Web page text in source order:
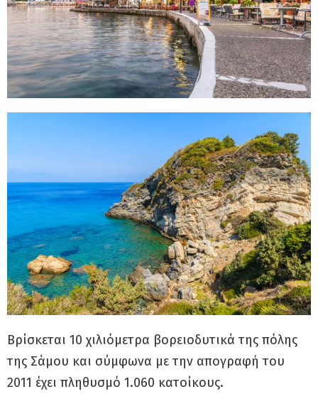
Βρίσκεται 10 χιλιόμετρα βορειοδυτικά της πόλης
της Σάμου και σύμφωνα με την απογραφή του
2011 έχει πληθυσμό 1.060 κατοίκους.